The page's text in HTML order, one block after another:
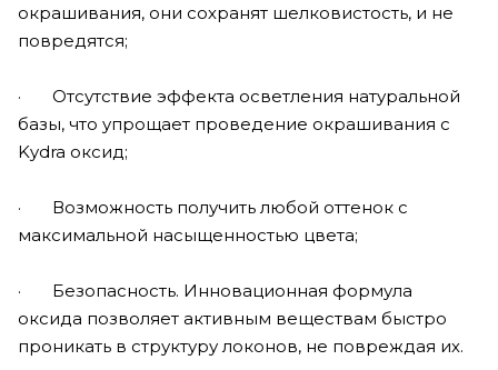
окрашивания, они сохранят шелковистость, и не
повредятся;
· Отсутствие эффекта осветления натуральной
базы, что упрощает проведение окрашивания с
Kydra оксид;
· Возможность получить любой оттенок с
максимальной насыщенностью цвета;
· Безопасность. Инновационная формула
оксида позволяет активным веществам быстро
проникать в структуру локонов, не повреждая их.